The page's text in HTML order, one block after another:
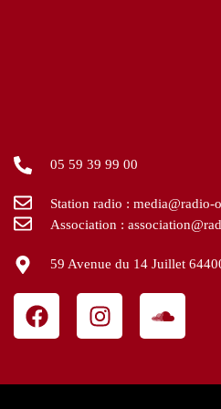
05 59 39 99 00
Station radio : media@radio-
Association :
59 Avenue du 14 Juillet